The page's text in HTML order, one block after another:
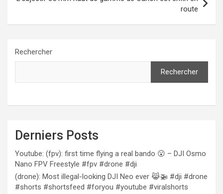
route
Rechercher
Rechercher
Derniers Posts
Youtube: (fpv): first time flying a real bando 😮 – DJI Osmo
Nano FPV Freestyle #fpv #drone #dji
(drone): Most illegal-looking DJI Neo ever 😹🚁 #dji #drone
#shorts #shortsfeed #foryou #youtube #viralshorts